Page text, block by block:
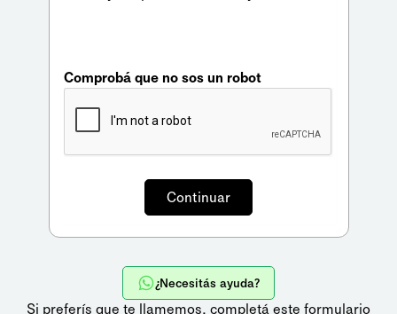
Comprobá que no sos un robot
¿Necesitás ayuda?
Si preferís que te llamemos, completá este formulario